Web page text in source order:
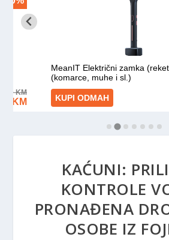
KAĆUNI:
KONTROLE
PRONAĐENA
OSOBE IZ